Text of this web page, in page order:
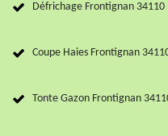
Défrichage Frontignan 34110
Coupe Haies Frontignan
Tonte Gazon Frontignan